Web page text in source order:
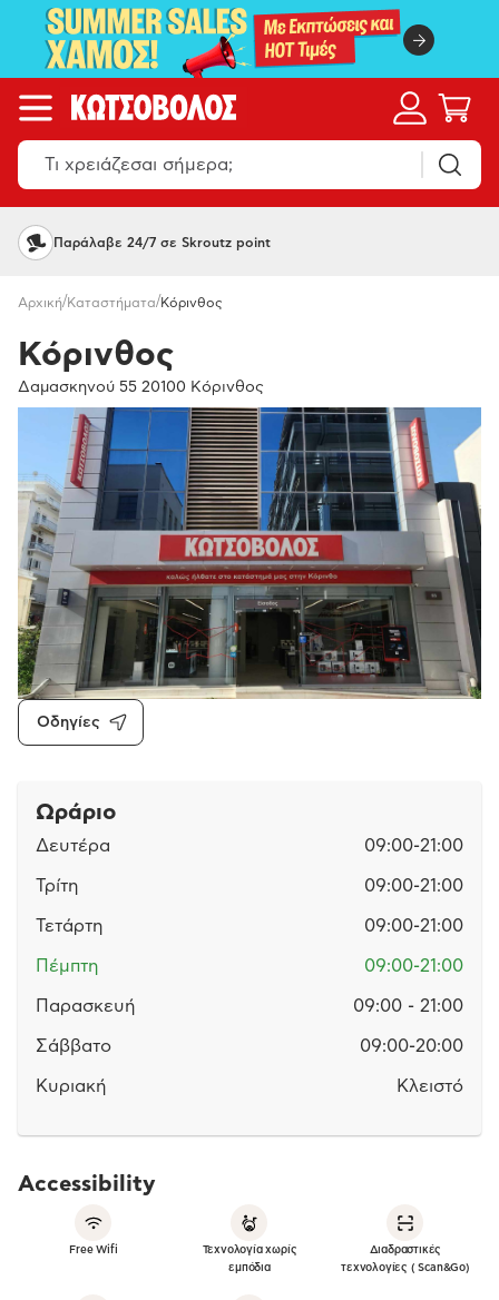
Παράλαβε 24/7 σε Skroutz point
Αρχική/Καταστήματα/Κόρινθος
Κόρινθος
Δαμασκηνού 55 20100 Κόρινθος
Οδηγίες
Ωράριο
Δευτέρα 09:00-21:00
Τρίτη 09:00-21:00
Τετάρτη 09:00-21:00
Πέμπτη 09:00-21:00
Παρασκευή 09:00 - 21:00
Σάββατο 09:00-20:00
Κυριακή Κλειστό
Accessibility
Free Wifi
Τεχνολογία χωρίς
εμπόδια
Διαδραστικές
τεχνολογίες ( Scan&Go)